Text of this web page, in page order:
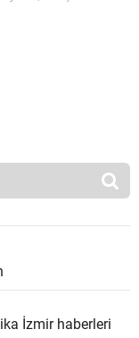
İzmir haberleri